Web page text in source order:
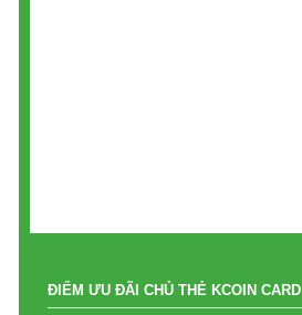
ĐIỂM ƯU ĐÃI CHỦ THẺ KCOIN CARD